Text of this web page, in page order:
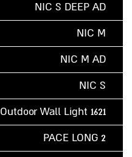
NIC S DEEP AD
NIC M
NIC M AD
NIC S
Outdoor Wall Light 1621
PACE LONG 2